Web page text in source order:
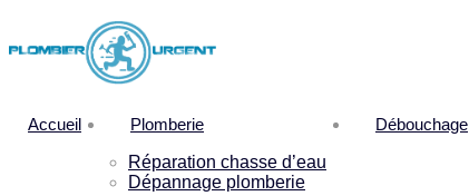
Accueil
Plomberie
Réparation chasse d’eau
Dépannage plomberie
Débouchage